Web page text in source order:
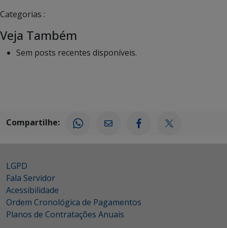
Categorias :
Veja Também
Sem posts recentes disponíveis.
Compartilhe:
LGPD
Fala Servidor
Acessibilidade
Ordem Cronológica de Pagamentos
Planos de Contratações Anuais